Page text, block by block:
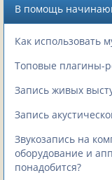
В помощь
Как использовать
Топовые плагины-
Запись живых
Запись
Звукозапись на
оборудование и
понадобится?